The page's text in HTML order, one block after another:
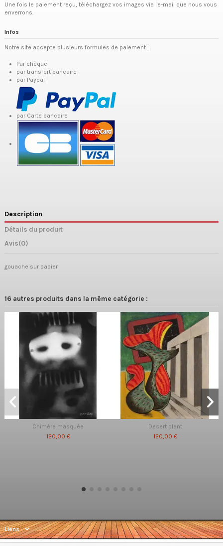
Une fois le paiement reçu, téléchargez vos images via l'e-mail que nous vous
enverrons.
Infos
Notre site accepte plusieurs formules de paiement :
Par chèque
par transfert bancaire
par Paypal
par Carte bancaire
Description
Détails du produit
Avis(0)
gouache sur papier
16 autres produits dans la même catégorie :
Chimère masquée
120,00 €
Desert plant
120,00 €
Liens